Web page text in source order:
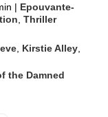
| Epouvante-
,Thriller
Kirstie Alley
the Damned